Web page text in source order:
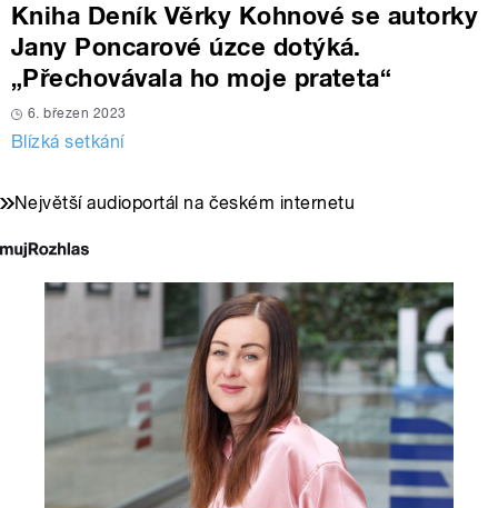
Kniha Deník Věrky Kohnové se autorky
Jany Poncarové úzce dotýká.
„Přechovávala ho moje prateta“
6. březen 2023
Blízká setkání
Největší audioportál na českém internetu